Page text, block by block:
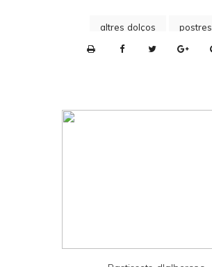
altres dolços
postres
n